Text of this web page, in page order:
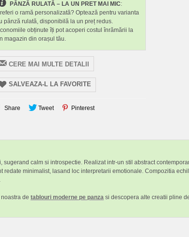
PÂNZĂ RULATĂ – LA UN PRET MAI MIC:
o ramă personalizată? Optează pentru varianta
pânză rulată, disponibilă la un preț redus.
obținute îți pot acoperi costul înrămării la
magazin din orașul tău.
CERE MAI MULTE DETALII
SALVEAZA-L LA FAVORITE
Share Tweet Pinterest
calm si introspectie. Realizat intr-un stil abstract
minimalist, lasand loc interpretarii emotionale. Compozitia
de tablouri moderne pe panza si descopera alte creatii pline